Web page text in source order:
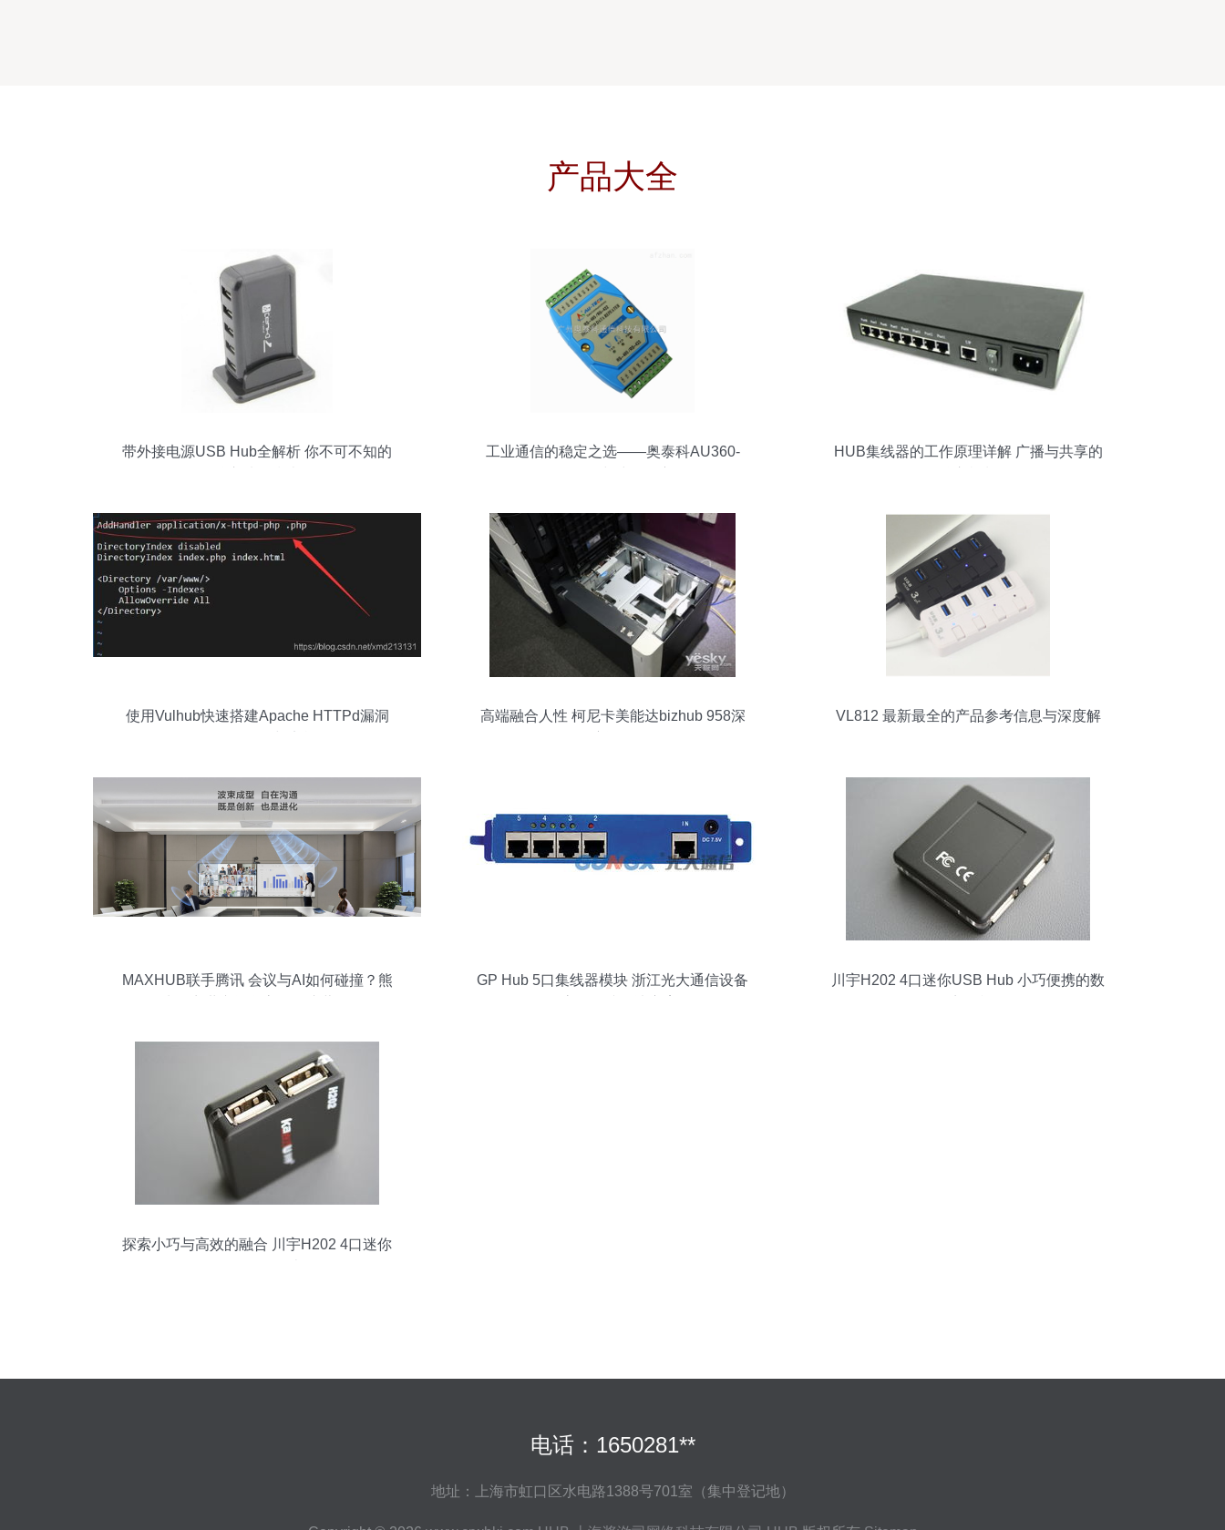
产品大全
带外接电源USB Hub全解析 你不可不知的
工业通信的稳定之选——奥泰科AU360-
HUB集线器的工作原理详解 广播与共享的
使用Vulhub快速搭建Apache HTTPd漏洞
高端融合人性 柯尼卡美能达bizhub 958深
VL812 最新最全的产品参考信息与深度解
MAXHUB联手腾讯 会议与AI如何碰撞？熊
GP Hub 5口集线器模块 浙江光大通信设备
川宇H202 4口迷你USB Hub 小巧便携的数
探索小巧与高效的融合 川宇H202 4口迷你
电话：1650281**
地址：上海市虹口区水电路1388号701室（集中登记地）